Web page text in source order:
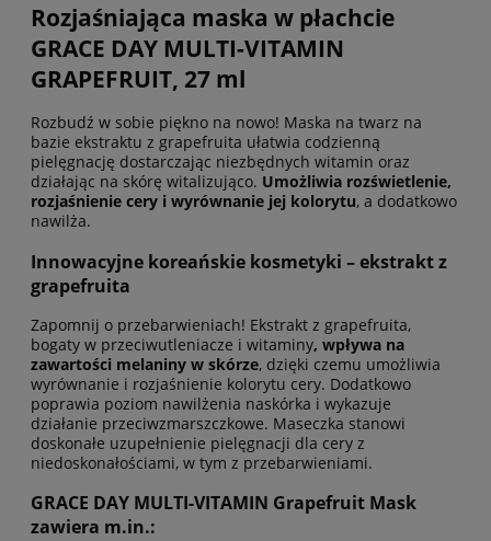
Rozjaśniająca maska w płachcie
GRACE DAY MULTI-VITAMIN
GRAPEFRUIT, 27 ml
Rozbudź w sobie piękno na nowo! Maska na twarz na
bazie ekstraktu z grapefruita ułatwia codzienną
pielęgnację dostarczając niezbędnych witamin oraz
działając na skórę witalizująco. Umożliwia rozświetlenie,
rozjaśnienie cery i wyrównanie jej kolorytu, a dodatkowo
nawilża.
Innowacyjne koreańskie kosmetyki – ekstrakt z
grapefruita
Zapomnij o przebarwieniach! Ekstrakt z grapefruita,
bogaty w przeciwutleniacze i witaminy, wpływa na
zawartości melaniny w skórze, dzięki czemu umożliwia
wyrównanie i rozjaśnienie kolorytu cery. Dodatkowo
poprawia poziom nawilżenia naskórka i wykazuje
działanie przeciwzmarszczkowe. Maseczka stanowi
doskonałe uzupełnienie pielęgnacji dla cery z
niedoskonałościami, w tym z przebarwieniami.
GRACE DAY MULTI-VITAMIN Grapefruit Mask
zawiera m.in.: